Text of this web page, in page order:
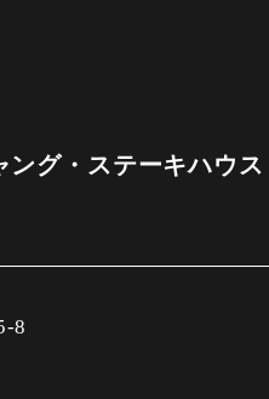
ング・ステーキハウ
8